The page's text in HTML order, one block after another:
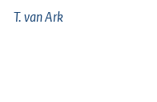
T. vanArk